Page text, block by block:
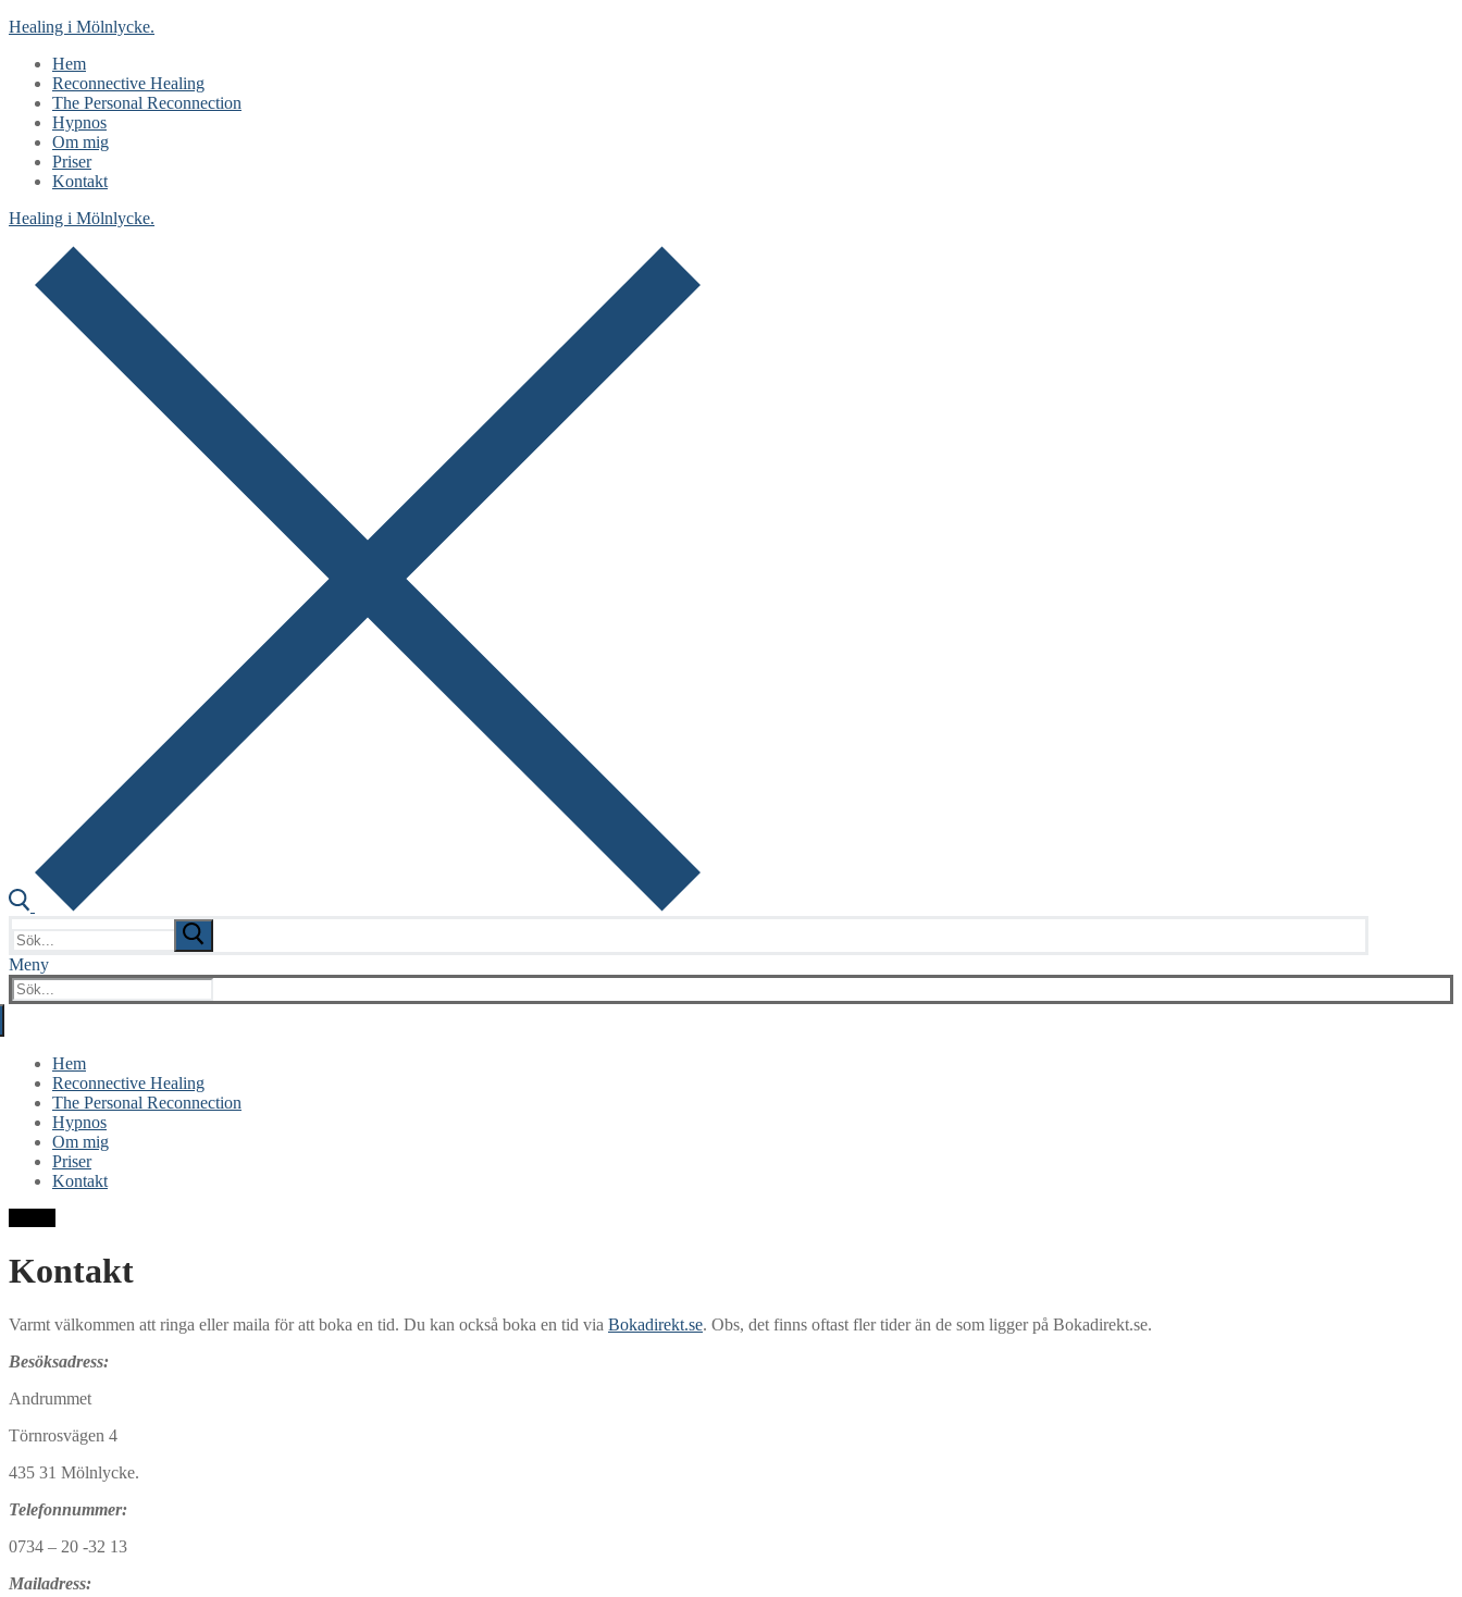
Hoppa
innehåll
Meny
Stäng
Healing i Mölnlycke.
Hem
Reconnective Healing
The Personal Reconnection
Hypnos
Om mig
Priser
Kontakt
Healing i Mölnlycke.
Meny
Sök:
Hem
Reconnective Healing
The Personal Reconnection
Hypnos
Om mig
Priser
Kontakt
Kontakt
Varmt välkommen att ringa eller maila för att boka en tid. Du kan också boka en tid via Bokadirekt.se. Obs, det finns oftast fler tider än de som ligger på Bokadirekt.se.
Besöksadress:
Andrummet
Törnrosvägen 4
435 31 Mölnlycke.
Telefonnummer:
0734 – 20 -32 13
Mailadress: